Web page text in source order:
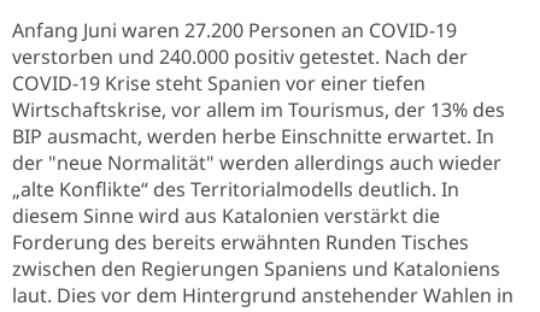
Anfang Juni waren 27.200 Personen an COVID-19
verstorben und 240.000 positiv getestet. Nach der
COVID-19 Krise steht Spanien vor einer tiefen
Wirtschaftskrise, vor allem im Tourismus, der 13% des
BIP ausmacht, werden herbe Einschnitte erwartet. In
der "neue Normalität" werden allerdings auch wieder
„alte Konflikte“ des Territorialmodells deutlich. In
diesem Sinne wird aus Katalonien verstärkt die
Forderung des bereits erwähnten Runden Tisches
zwischen den Regierungen Spaniens und Kataloniens
laut. Dies vor dem Hintergrund anstehender Wahlen in